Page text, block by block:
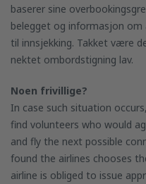
baserer sine
belegget og informasjon om
til innsjekking. Takket være
nektet ombordstigning lav.
Noen frivillige?
In case such situation
find volunteers who would
and fly the next possible
found the airlines chooses
airline is obliged to issue